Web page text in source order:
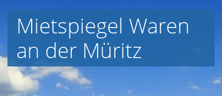
Mietspiegel Waren
an der Müritz